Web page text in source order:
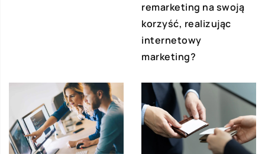
remarketing na swoją
korzyść, realizując
internetowy
marketing?